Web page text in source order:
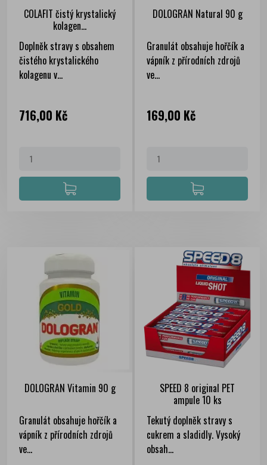
COLAFIT čistý krystalický
kolagen...
Doplněk stravy s obsahem
čistého krystalického
kolagenu v...
Cena
716,00 Kč
DOLOGRAN Natural 90 g
Granulát obsahuje hořčík a
vápník z přírodních zdrojů
ve...
Cena
169,00 Kč
DOLOGRAN Vitamin 90 g
Granulát obsahuje hořčík a
vápník z přírodních zdrojů
ve...
SPEED 8 original PET
ampule 10 ks
Tekutý doplněk stravy s
cukrem a sladidly. Vysoký
obsah...